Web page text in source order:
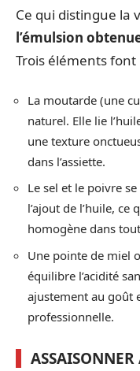
Ce qui distingue la
l’émulsion
Trois éléments
La moutarde (une
naturel. Elle lie
une texture
dans l’assiette.
Le sel et le poivre
l’ajout de l’huile,
homogène dans
Une pointe de miel
équilibre l’acidité
ajustement au goût
professionnelle.